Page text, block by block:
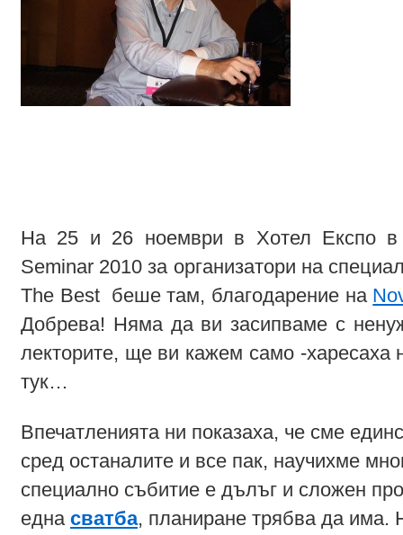
На 25 и 26 ноември в Хотел Експо
Seminar 2010 за организатори на
The Best беше там, благодарение на
Добрева! Няма да ви засипваме с
лекторите, ще ви кажем само -харесаха
тук…
Впечатленията ни показаха, че сме
сред останалите и все пак, научихме
специално събитие е дълъг и сложен
една сватба, планиране трябва да има.